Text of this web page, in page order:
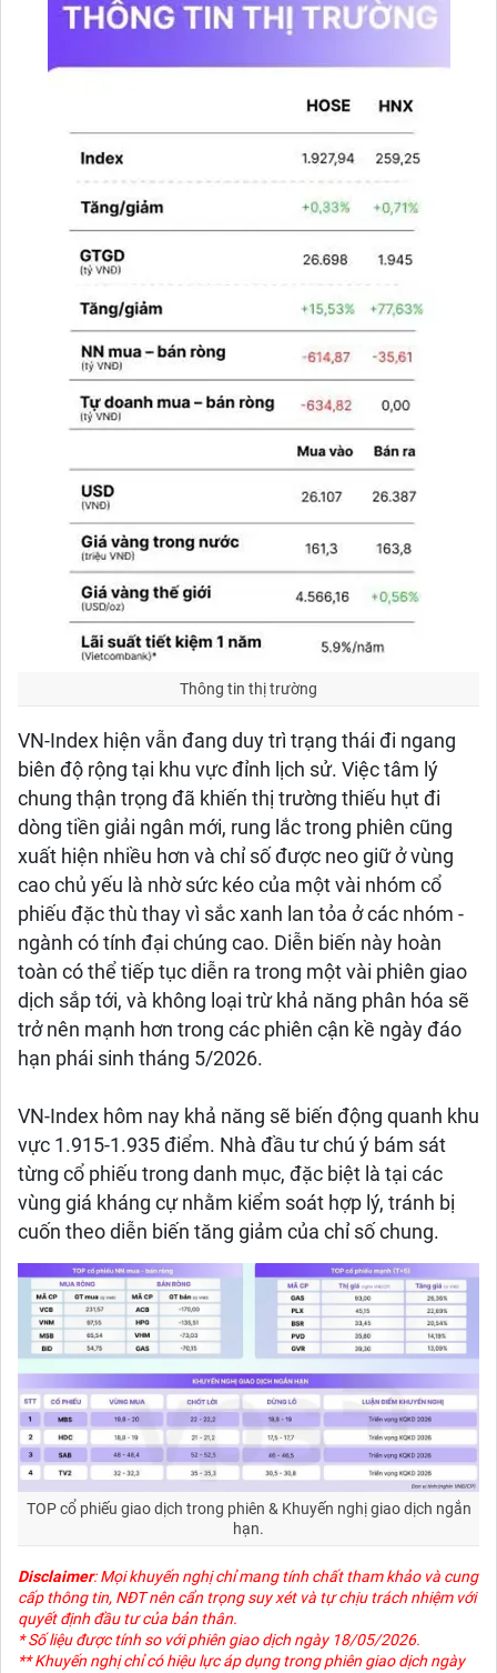
Thông tin thị trường
VN-Index hiện vẫn đang duy trì trạng thái đi ngang
biên độ rộng tại khu vực đỉnh lịch sử. Việc tâm lý
chung thận trọng đã khiến thị trường thiếu hụt đi
dòng tiền giải ngân mới, rung lắc trong phiên cũng
xuất hiện nhiều hơn và chỉ số được neo giữ ở vùng
cao chủ yếu là nhờ sức kéo của một vài nhóm cổ
phiếu đặc thù thay vì sắc xanh lan tỏa ở các nhóm -
ngành có tính đại chúng cao. Diễn biến này hoàn
toàn có thể tiếp tục diễn ra trong một vài phiên giao
dịch sắp tới, và không loại trừ khả năng phân hóa sẽ
trở nên mạnh hơn trong các phiên cận kề ngày đáo
hạn phái sinh tháng 5/2026.
VN-Index hôm nay khả năng sẽ biến động quanh khu
vực 1.915-1.935 điểm. Nhà đầu tư chú ý bám sát
từng cổ phiếu trong danh mục, đặc biệt là tại các
vùng giá kháng cự nhằm kiểm soát hợp lý, tránh bị
cuốn theo diễn biến tăng giảm của chỉ số chung.
TOP cổ phiếu giao dịch trong phiên & Khuyến nghị giao dịch ngắn
hạn.
Disclaimer: Mọi khuyến nghị chỉ mang tính chất tham khảo và cung
cấp thông tin, NĐT nên cẩn trọng suy xét và tự chịu trách nhiệm với
quyết định đầu tư của bản thân.
* Số liệu được tính so với phiên giao dịch ngày 18/05/2026.
** Khuyến nghị chỉ có hiệu lực áp dụng trong phiên giao dịch ngày